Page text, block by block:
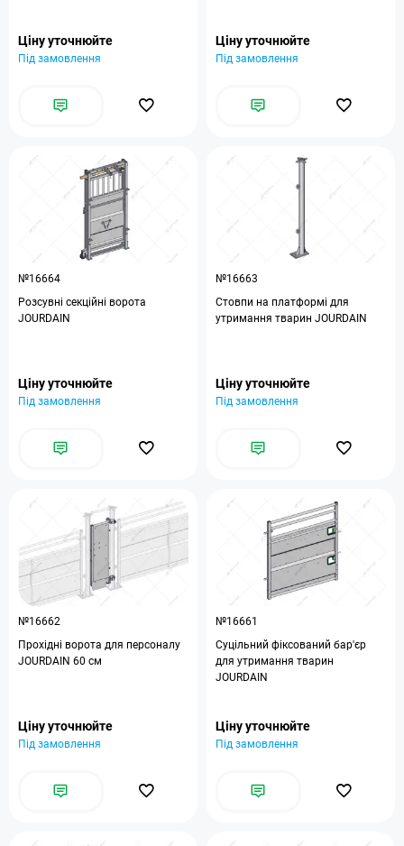
Ціну уточнюйте
Під замовлення
Ціну уточнюйте
Під замовлення
№16664
Розсувні секційні ворота
JOURDAIN
Ціну уточнюйте
Під замовлення
№16663
Стовпи на платформі для
утримання тварин JOURDAIN
Ціну уточнюйте
Під замовлення
№16662
Прохідні ворота для персоналу
JOURDAIN 60 см
Ціну уточнюйте
Під замовлення
№16661
Суцільний фіксований бар'єр
для утримання тварин
JOURDAIN
Ціну уточнюйте
Під замовлення